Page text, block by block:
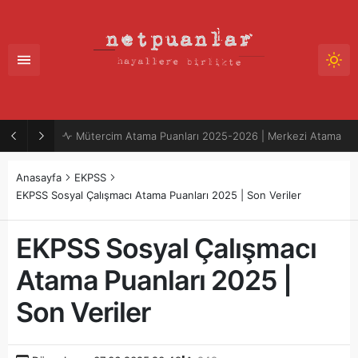
Mütercim Atama Puanları 2025-2026 | Merkezi Atama
Anasayfa
EKPSS
EKPSS Sosyal Çalışmacı Atama Puanları 2025 | Son Veriler
EKPSS Sosyal Çalışmacı
Atama Puanları 2025 |
Son Veriler